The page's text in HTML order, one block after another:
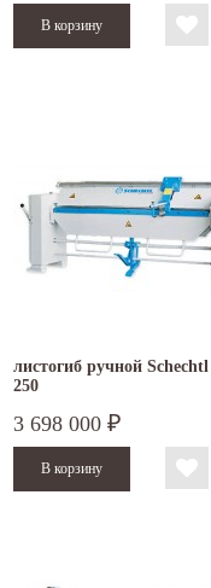
листогиб ручной
250
3 698 000 ₽